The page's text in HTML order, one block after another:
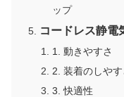
ップ
コードレス静電
1. 動きやすさ
2. 装着のしやす
3. 快適性